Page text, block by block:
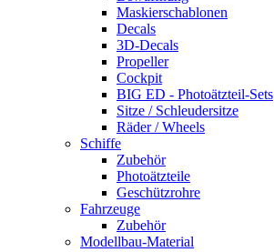
Maskierschablonen
Decals
3D-Decals
Propeller
Cockpit
BIG ED - Photoätzteil-Sets
Sitze / Schleudersitze
Räder / Wheels
Schiffe
Zubehör
Photoätzteile
Geschützrohre
Fahrzeuge
Zubehör
Modellbau-Material